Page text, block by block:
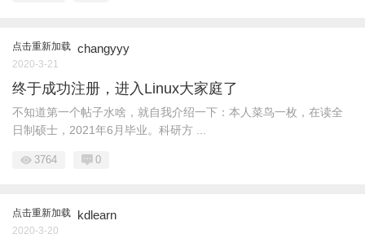
点击重新加载 changyyy
2020-3-21
终于成功注册，进入Linux大家庭了
不知道第一个帖子水啥，就自我介绍一下：本人菜鸟一枚，在读全
日制硕士，2021年6月毕业。科研方 ...
3764 0
点击重新加载 kdlearn
2020-3-20